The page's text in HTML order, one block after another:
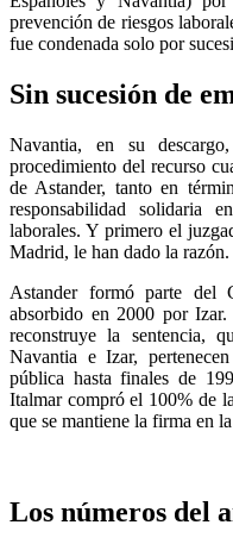
prevención de riesgos
fue condenada solo por
Sin sucesión de
Navantia, en su
procedimiento del recurso
de Astander, tanto en
responsabilidad solidaria
laborales. Y primero el
Madrid, le han dado la razón.
Astander formó parte del
absorbido en 2000 por
reconstruye la sentencia,
Navantia e Izar,
pública hasta finales de
Italmar compró el 100% de
que se mantiene la firma en
Los números del